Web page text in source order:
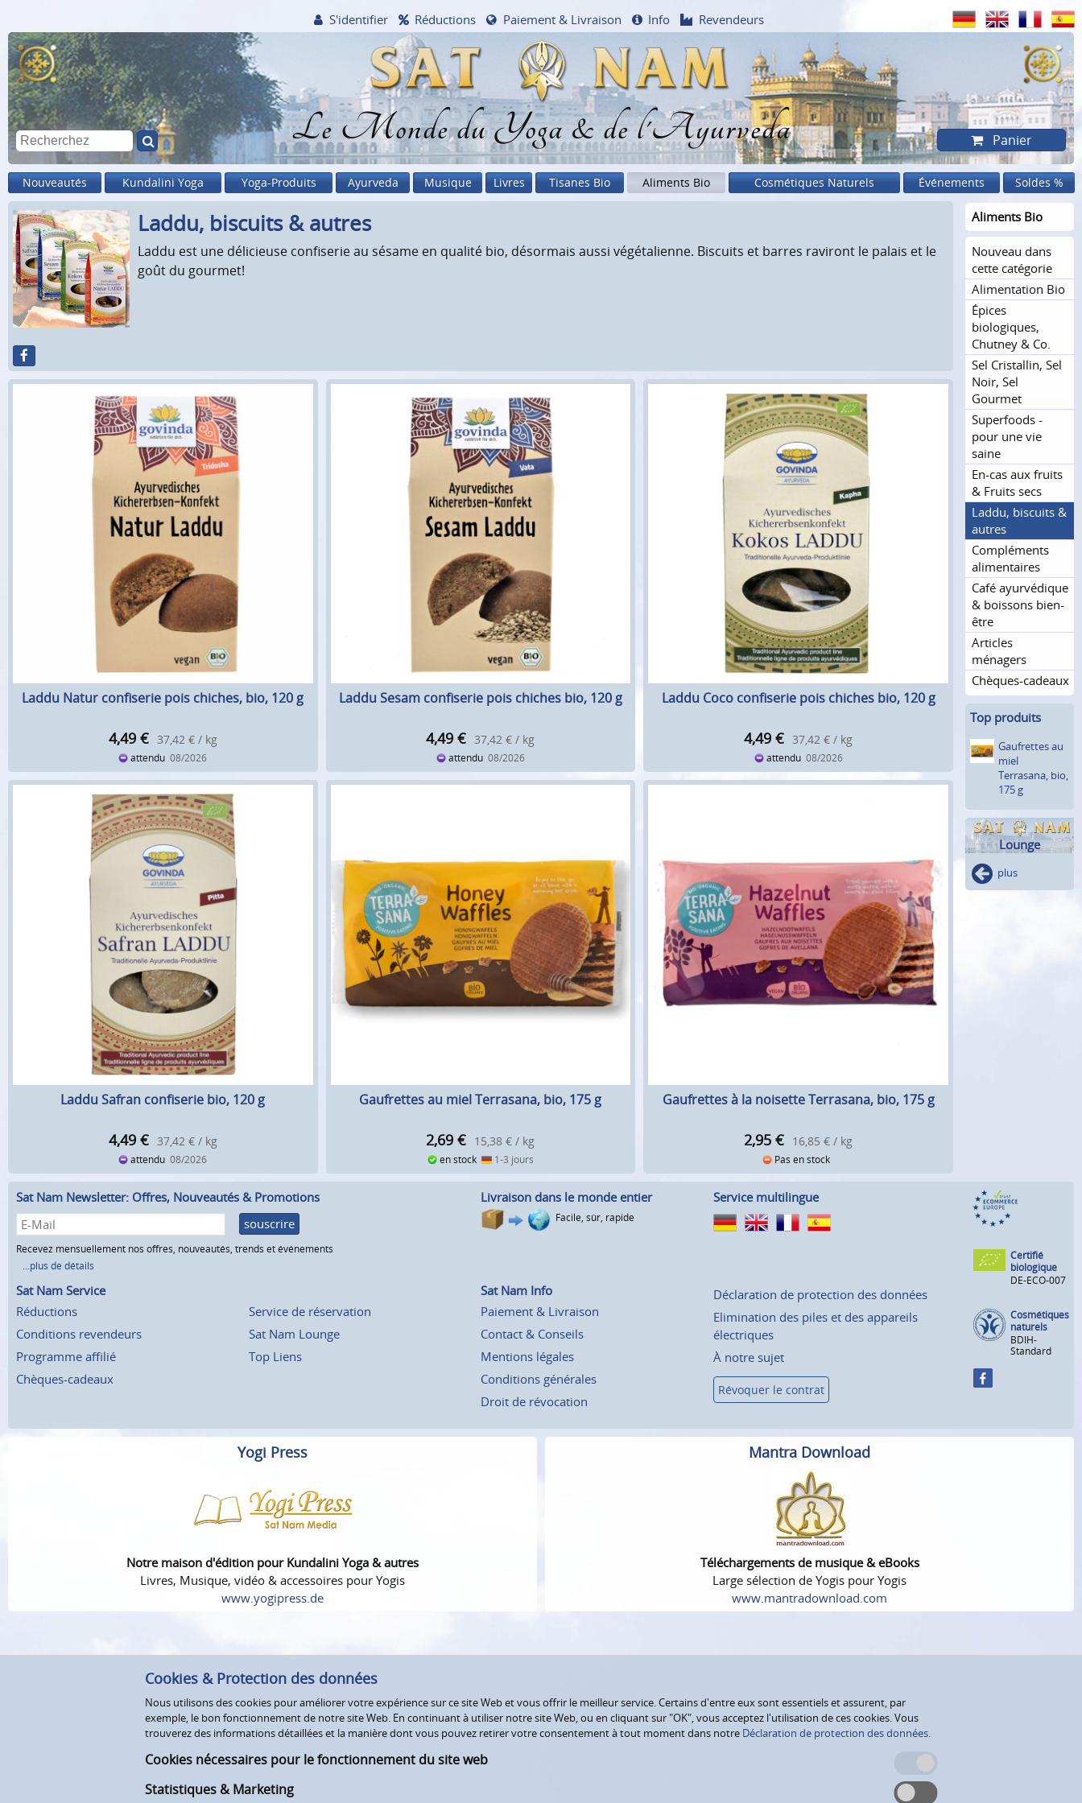
Le Monde du Yoga & de l'Ayurveda
S'identifier Réductions Paiement & Livraison Info Revendeurs
Panier
Nouveautés Kundalini Yoga Yoga-Produits Ayurveda Musique Livres Tisanes Bio Aliments Bio Cosmétiques Naturels Événements Soldes %
Laddu, biscuits & autres
Laddu est une délicieuse confiserie au sésame en qualité bio, désormais aussi végétalienne. Biscuits et barres raviront le palais et le
goût du gourmet!
Laddu Natur confiserie pois chiches, bio, 120 g
4,49 € 37,42 € / kg
attendu08/2026
Laddu Sesam confiserie pois chiches bio, 120 g
4,49 € 37,42 € / kg
attendu 08/2026
Laddu Coco confiserie pois chiches bio, 120 g
4,49 € 37,42 € / kg
attendu 08/2026
Laddu Safran confiserie bio, 120 g
4,49 € 37,42 € / kg
attendu08/2026
Gaufrettes au miel Terrasana, bio, 175 g
2,69 € 15,38 € / kg
en stock 1-3 jours
Gaufrettes à la noisette Terrasana, bio, 175 g
2,95 € 16,85 € / kg
Pas en stock
Aliments Bio
Nouveau dans
cette catégorie
Alimentation Bio
Épices
biologiques,
Chutney & Co.
Sel Cristallin, Sel
Noir, Sel
Gourmet
Superfoods -
pour une vie
saine
En-cas aux fruits
& Fruits secs
Laddu, biscuits &
autres
Compléments
alimentaires
Café ayurvédique
& boissons bien-
être
Articles
ménagers
Chèques-cadeaux
Top produits
Gaufrettes au
miel
Terrasana, bio,
175 g
Lounge
plus
Sat Nam Newsletter: Offres, Nouveautés & Promotions
souscrire
Recevez mensuellement nos offres, nouveautés, trends et événements
...plus de détails
Livraison dans le monde entier
Facile, sûr, rapide
Service multilingue
Sat Nam Service
Réductions
Conditions revendeurs
Programme affilié
Chèques-cadeaux
Service de réservation
Sat Nam Lounge
Top Liens
Sat Nam Info
Paiement & Livraison
Contact & Conseils
Mentions légales
Conditions générales
Droit de révocation
Déclaration de protection des données
Elimination des piles et des appareils
électriques
À notre sujet
Révoquer le contrat
Certifié
biologique
DE-ECO-007
Cosmétiques
naturels
BDIH-
Standard
Yogi Press
Notre maison d'édition pour Kundalini Yoga & autres
Livres, Musique, vidéo & accessoires pour Yogis
www.yogipress.de
Mantra Download
Téléchargements de musique & eBooks
Large sélection de Yogis pour Yogis
www.mantradownload.com
Cookies & Protection des données
Nous utilisons des cookies pour améliorer votre expérience sur ce site Web et vous offrir le meilleur service. Certains d'entre eux sont essentiels et assurent, par
exemple, le bon fonctionnement de notre site Web. En continuant à utiliser notre site Web, ou en cliquant sur "OK", vous acceptez l'utilisation de ces cookies. Vous
trouverez des informations détaillées et la manière dont vous pouvez retirer votre consentement à tout moment dans notre Déclaration de protection des données.
Cookies nécessaires pour le fonctionnement du site web
Statistiques & Marketing